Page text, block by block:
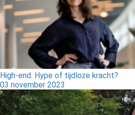
High-end. Hype of tijdloze kracht?
03 november 2023